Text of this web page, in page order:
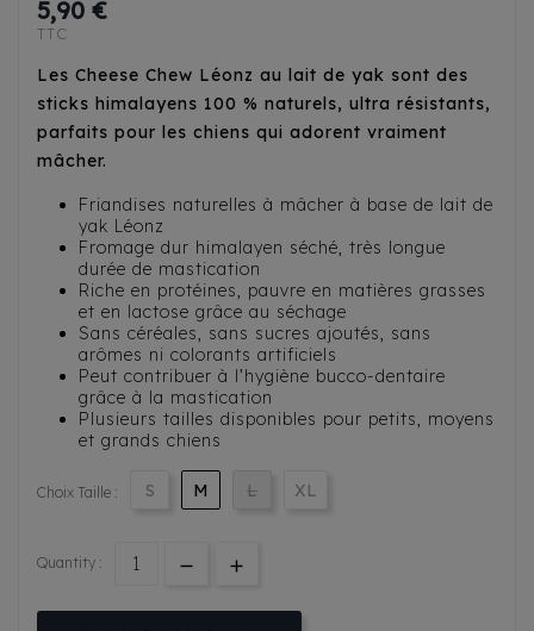
5,90 €
TTC
Les Cheese Chew Léonz au lait de yak sont des
sticks himalayens 100 % naturels, ultra résistants,
parfaits pour les chiens qui adorent vraiment
mâcher.
Friandises naturelles à mâcher à base de lait de
yak Léonz
Fromage dur himalayen séché, très longue
durée de mastication
Riche en protéines, pauvre en matières grasses
et en lactose grâce au séchage
Sans céréales, sans sucres ajoutés, sans
arômes ni colorants artificiels
Peut contribuer à l’hygiène bucco-dentaire
grâce à la mastication
Plusieurs tailles disponibles pour petits, moyens
et grands chiens
Choix Taille : S M L XL
Quantity :